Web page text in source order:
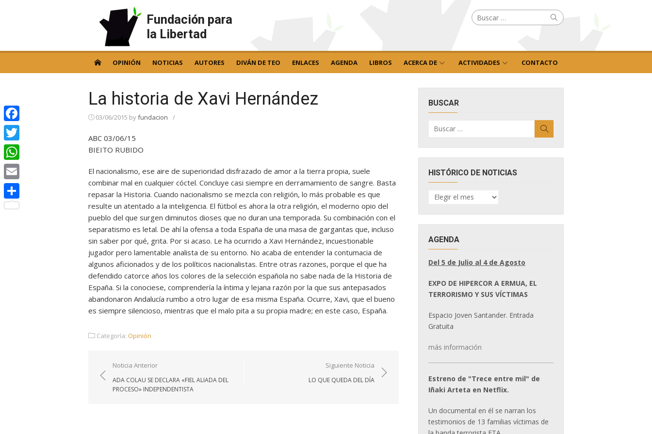
Fundación para
la Libertad
Buscar
por: Buscar
OPINIÓN NOTICIAS AUTORES DIVÁN DE TEO ENLACES AGENDA LIBROS ACERCA DE ACTIVIDADES CONTACTO
La historia de Xavi Hernández
03/06/2015 byfundacion /
ABC 03/06/15
BIEITO RUBIDO
El nacionalismo, ese aire de superioridad disfrazado de amor a la tierra propia, suele
combinar mal en cualquier cóctel. Concluye casi siempre en derramamiento de sangre. Basta
repasar la Historia. Cuando nacionalismo se mezcla con religión, lo más probable es que
resulte un atentado a la inteligencia. El fútbol es ahora la otra religión, el moderno opio del
pueblo del que surgen diminutos dioses que no duran una temporada. Su combinación con el
separatismo es letal. De ahí la ofensa a toda España de una masa de gargantas que, incluso
sin saber por qué, grita. Por si acaso. Le ha ocurrido a Xavi Hernández, incuestionable
jugador pero lamentable analista de su entorno. No acaba de entender la contumacia de
algunos aficionados y de los políticos nacionalistas. Entre otras razones, porque el que ha
defendido catorce años los colores de la selección española no sabe nada de la Historia de
España. Si la conociese, comprendería la íntima y lejana razón por la que sus antepasados
abandonaron Andalucía rumbo a otro lugar de esa misma España. Ocurre, Xavi, que el bueno
es siempre silencioso, mientras que el malo pita a su propia madre; en este caso, España.
Categoría: Opinión
Navegación
de
entradas
Noticia Anterior
ADA COLAU SE DECLARA «FIEL ALIADA DEL
PROCESO» INDEPENDENTISTA
Siguiente Noticia
LO QUE QUEDA DEL DÍA
BUSCAR
por:
HISTÓRICO DE NOTICIAS
HISTÓRICO
DE
AGENDA
Del 5 de Julio al 4 de Agosto
EXPO DE HIPERCOR A ERMUA, EL
TERRORISMO Y SUS VÍCTIMAS
Espacio Joven Santander. Entrada
Gratuita
más información
Estreno de "Trece entre mil" de
Iñaki Arteta en Netflix.
Un documental en él se narran los
testimonios de 13 familias víctimas de
Facebook
Twitter
WhatsApp
Email
Compartir